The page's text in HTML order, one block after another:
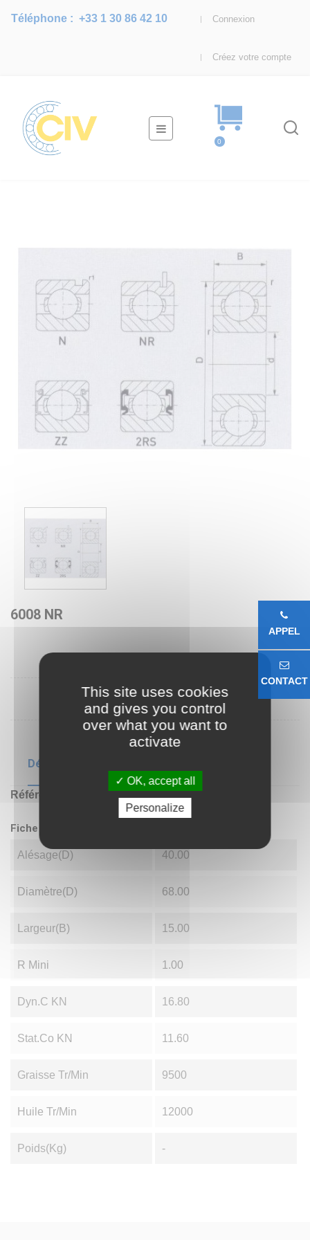
Connexion
Créez votre compte
Téléphone :+33 1 30 86 42 10
Basculer
la
☰
0
6008 NR
Détails du produit
Référence 6008NR
Fiche technique
Alésage(d) 40.00
Diamètre(D) 68.00
Largeur(B) 15.00
R Mini 1.00
Dyn.C KN 16.80
Stat.Co KN 11.60
Graisse Tr/min 9500
Huile Tr/min 12000
Poids(Kg) -
APPEL
CONTACT
This site uses cookies
and gives you control
over what you want to
activate
OK, accept all
Personalize